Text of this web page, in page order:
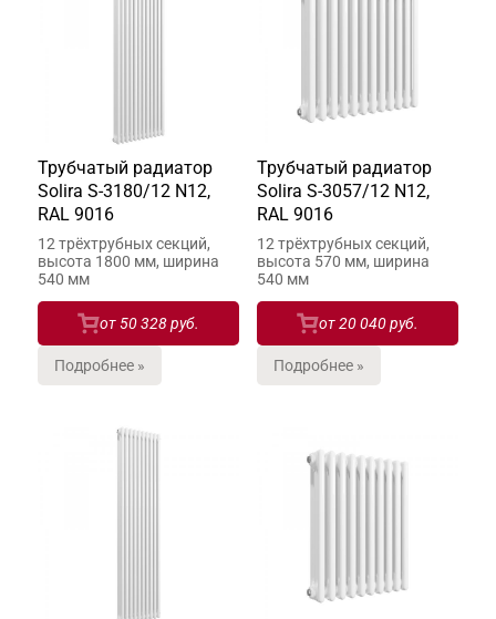
Трубчатый радиатор
Solira S-3180/12 N12,
RAL 9016
12 трёхтрубных секций,
высота 1800 мм, ширина
540 мм
от50 328 руб.
Подробнее »
Трубчатый радиатор
Solira S-3057/12 N12,
RAL 9016
12 трёхтрубных секций,
высота 570 мм, ширина
540 мм
от20 040 руб.
Подробнее »